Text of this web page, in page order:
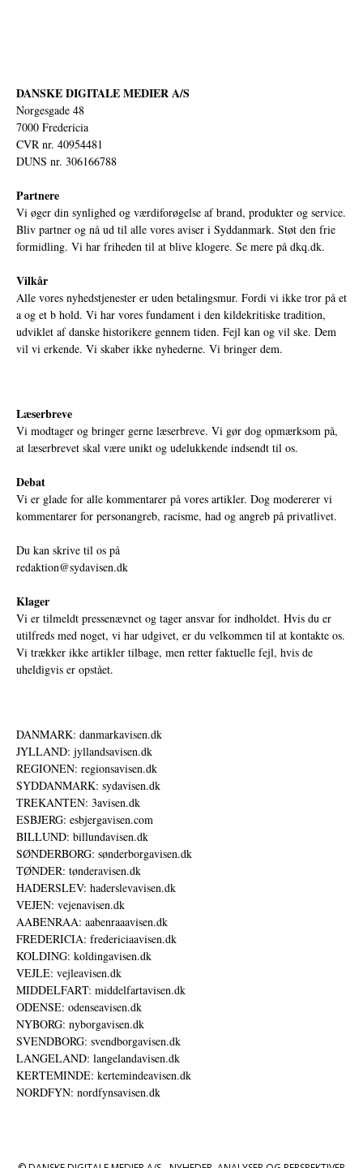
DANSKE DIGITALE MEDIER A/S
Norgesgade 48
7000 Fredericia
CVR nr. 40954481
DUNS nr. 306166788
Partnere
Vi øger din synlighed og værdiforøgelse af brand, produkter og service.
Bliv partner og nå ud til alle vores aviser i Syddanmark. Støt den frie
formidling. Vi har friheden til at blive klogere. Se mere på dkq.dk.
Vilkår
Alle vores nyhedstjenester er uden betalingsmur. Fordi vi ikke tror på et
a og et b hold. Vi har vores fundament i den kildekritiske tradition,
udviklet af danske historikere gennem tiden. Fejl kan og vil ske. Dem
vil vi erkende. Vi skaber ikke nyhederne. Vi bringer dem.
Læserbreve
Vi modtager og bringer gerne læserbreve. Vi gør dog opmærksom på,
at læserbrevet skal være unikt og udelukkende indsendt til os.
Debat
Vi er glade for alle kommentarer på vores artikler. Dog modererer vi
kommentarer for personangreb, racisme, had og angreb på privatlivet.
Du kan skrive til os på
redaktion@sydavisen.dk
Klager
Vi er tilmeldt pressenævnet og tager ansvar for indholdet. Hvis du er
utilfreds med noget, vi har udgivet, er du velkommen til at kontakte os.
Vi trækker ikke artikler tilbage, men retter faktuelle fejl, hvis de
uheldigvis er opstået.
DANMARK: danmarkavisen.dk
JYLLAND: jyllandsavisen.dk
REGIONEN: regionsavisen.dk
SYDDANMARK: sydavisen.dk
TREKANTEN: 3avisen.dk
ESBJERG: esbjergavisen.com
BILLUND: billundavisen.dk
SØNDERBORG: sønderborgavisen.dk
TØNDER: tønderavisen.dk
HADERSLEV: haderslevavisen.dk
VEJEN: vejenavisen.dk
AABENRAA: aabenraaavisen.dk
FREDERICIA: fredericiaavisen.dk
KOLDING: koldingavisen.dk
VEJLE: vejleavisen.dk
MIDDELFART: middelfartavisen.dk
ODENSE: odenseavisen.dk
NYBORG: nyborgavisen.dk
SVENDBORG: svendborgavisen.dk
LANGELAND: langelandavisen.dk
KERTEMINDE: kertemindeavisen.dk
NORDFYN: nordfynsavisen.dk